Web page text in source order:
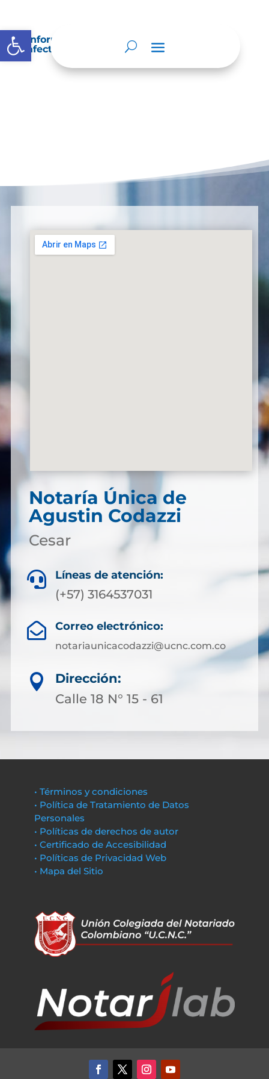
Abrir barra de herramientas
Información sobre decisiones que puede
afectar al público
Notaría Única de
Agustin Codazzi
Cesar
 Líneas de atención:
(+57) 3164537031
 Correo electrónico:
notariaunicacodazzi@ucnc.com.co

Dirección:
Calle 18 N° 15 - 61
• Términos y condiciones
• Política de Tratamiento de Datos
Personales
• Políticas de derechos de autor
• Certificado de Accesibilidad
• Políticas de Privacidad Web
• Mapa del Sitio